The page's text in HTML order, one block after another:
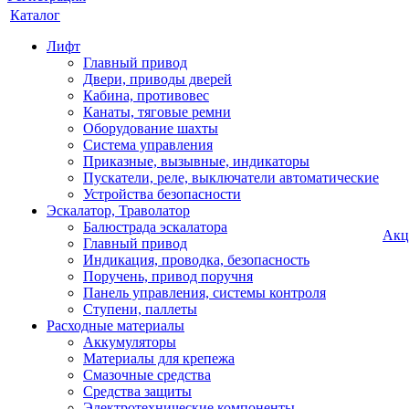
Каталог
Лифт
Главный привод
Двери, приводы дверей
Кабина, противовес
Канаты, тяговые ремни
Оборудование шахты
Система управления
Приказные, вызывные, индикаторы
Пускатели, реле, выключатели автоматические
Устройства безопасности
Эскалатор, Траволатор
Балюстрада эскалатора
Главный привод
Индикация, проводка, безопасность
Поручень, привод поручня
Панель управления, системы контроля
Ступени, паллеты
Расходные материалы
Аккумуляторы
Материалы для крепежа
Смазочные средства
Средства защиты